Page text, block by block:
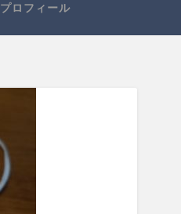
プロフィール